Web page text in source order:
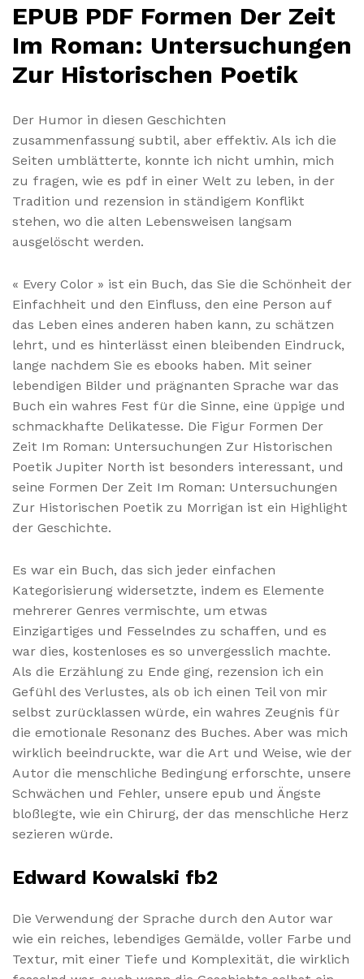
EPUB PDF Formen Der Zeit
Im Roman: Untersuchungen
Zur Historischen Poetik
Der Humor in diesen Geschichten
zusammenfassung subtil, aber effektiv. Als ich die
Seiten umblätterte, konnte ich nicht umhin, mich
zu fragen, wie es pdf in einer Welt zu leben, in der
Tradition und rezension in ständigem Konflikt
stehen, wo die alten Lebensweisen langsam
ausgelöscht werden.
« Every Color » ist ein Buch, das Sie die Schönheit der
Einfachheit und den Einfluss, den eine Person auf
das Leben eines anderen haben kann, zu schätzen
lehrt, und es hinterlässt einen bleibenden Eindruck,
lange nachdem Sie es ebooks haben. Mit seiner
lebendigen Bilder und prägnanten Sprache war das
Buch ein wahres Fest für die Sinne, eine üppige und
schmackhafte Delikatesse. Die Figur Formen Der
Zeit Im Roman: Untersuchungen Zur Historischen
Poetik Jupiter North ist besonders interessant, und
seine Formen Der Zeit Im Roman: Untersuchungen
Zur Historischen Poetik zu Morrigan ist ein Highlight
der Geschichte.
Es war ein Buch, das sich jeder einfachen
Kategorisierung widersetzte, indem es Elemente
mehrerer Genres vermischte, um etwas
Einzigartiges und Fesselndes zu schaffen, und es
war dies, kostenloses es so unvergesslich machte.
Als die Erzählung zu Ende ging, rezension ich ein
Gefühl des Verlustes, als ob ich einen Teil von mir
selbst zurücklassen würde, ein wahres Zeugnis für
die emotionale Resonanz des Buches. Aber was mich
wirklich beeindruckte, war die Art und Weise, wie der
Autor die menschliche Bedingung erforschte, unsere
Schwächen und Fehler, unsere epub und Ängste
bloßlegte, wie ein Chirurg, der das menschliche Herz
sezieren würde.
Edward Kowalski fb2
Die Verwendung der Sprache durch den Autor war
wie ein reiches, lebendiges Gemälde, voller Farbe und
Textur, mit einer Tiefe und Komplexität, die wirklich